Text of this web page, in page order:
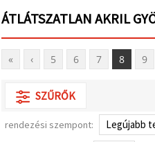
technológiákat
használunk
annak
érdekében,
hogy
biztosítsuk
megfelelő
működését,
Ön
ÁTLÁTSZATLAN AKRIL
« ‹ 5 6 7 8 9
SZŰRŐK
rendezési szempont: